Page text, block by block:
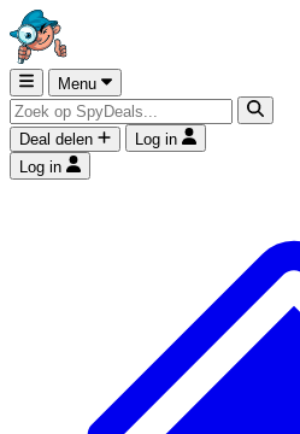
Menu
Deal delen
Log in
Log in